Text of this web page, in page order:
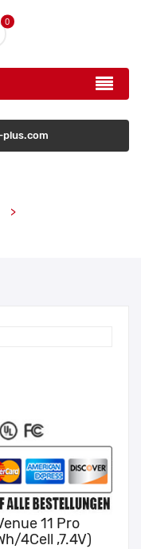
0
plus.com
11 Pro
4Cell ,7.4V)